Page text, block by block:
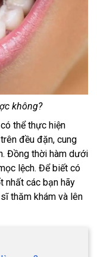
không?
thể thực hiện
đều đặn, cung
Đồng thời hàm dưới
lệch. Để biết có
nhất các bạn hãy
thăm khám và lên